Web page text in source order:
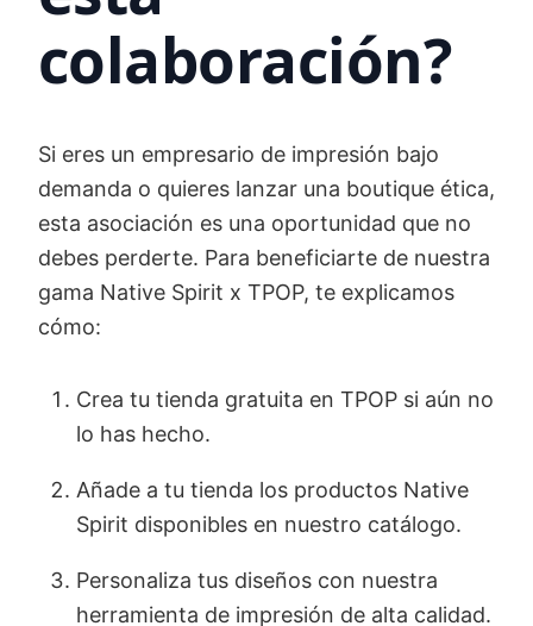
colaboración?
Si eres un empresario de impresión bajo
demanda o quieres lanzar una boutique ética,
esta asociación es una oportunidad que no
debes perderte. Para beneficiarte de nuestra
gama Native Spirit x TPOP, te explicamos
cómo:
Crea tu tienda gratuita en TPOP si aún no
lo has hecho.
Añade a tu tienda los productos Native
Spirit disponibles en nuestro catálogo.
Personaliza tus diseños con nuestra
herramienta de impresión de alta calidad.